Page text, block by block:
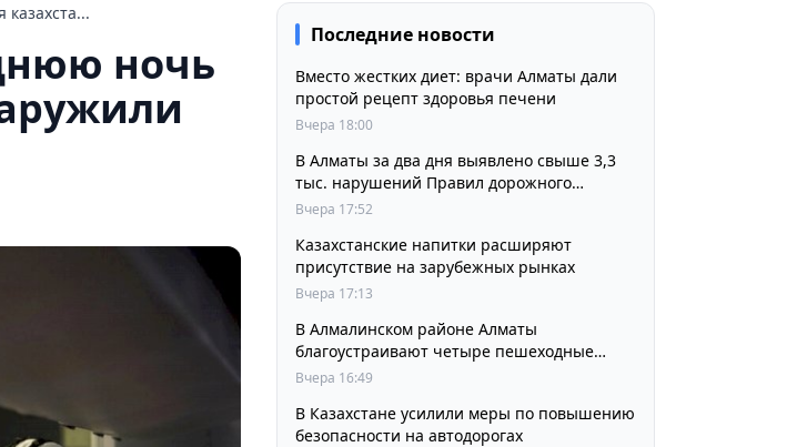
ночь
Последние новости
Вместо жестких диет: врачи Алматы дали
Вчера 18:00
В Алматы за два дня выявлено свыше 3,3
тыс. нарушений Правил дорожного
движения
Вчера 17:52
Казахстанские напитки расширяют
присутствие на зарубежных рынках
Вчера 17:13
В Алмалинском районе Алматы
благоустраивают четыре пешеходные
зоны и сквер перед ТЮЗом
Вчера 16:49
В Казахстане усилили меры по повышению
безопасности на автодорогах